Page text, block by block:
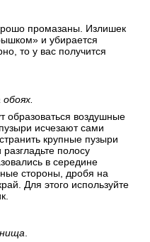
промазаны. Излишек
и убирается
то у вас получится
образоваться воздушные
исчезают сами
крупные пузыри
разгладьте полосу
в середине
стороны, дробя на
Для этого используйте
.